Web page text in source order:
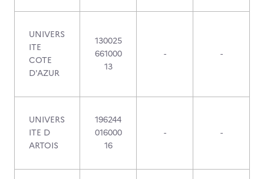
UNIVERS
ITE
COTE
D'AZUR
130025
661000
13
- -
UNIVERS
ITE D
ARTOIS
196244
016000
16
- -